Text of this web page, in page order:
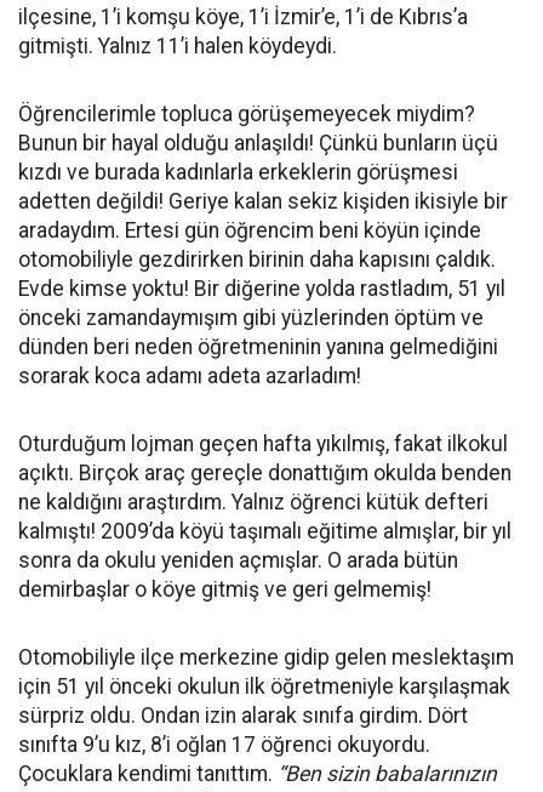
ilçesine, 1’i komşu köye, 1’i İzmir’e, 1’i de Kıbrıs’a
gitmişti. Yalnız 11’i halen köydeydi.
Öğrencilerimle topluca görüşemeyecek miydim?
Bunun bir hayal olduğu anlaşıldı! Çünkü bunların üçü
kızdı ve burada kadınlarla erkeklerin görüşmesi
adetten değildi! Geriye kalan sekiz kişiden ikisiyle bir
aradaydım. Ertesi gün öğrencim beni köyün içinde
otomobiliyle gezdirirken birinin daha kapısını çaldık.
Evde kimse yoktu! Bir diğerine yolda rastladım, 51 yıl
önceki zamandaymışım gibi yüzlerinden öptüm ve
dünden beri neden öğretmeninin yanına gelmediğini
sorarak koca adamı adeta azarladım!
Oturduğum lojman geçen hafta yıkılmış, fakat ilkokul
açıktı. Birçok araç gereçle donattığım okulda benden
ne kaldığını araştırdım. Yalnız öğrenci kütük defteri
kalmıştı! 2009’da köyü taşımalı eğitime almışlar, bir yıl
sonra da okulu yeniden açmışlar. O arada bütün
demirbaşlar o köye gitmiş ve geri gelmemiş!
Otomobiliyle ilçe merkezine gidip gelen meslektaşım
için 51 yıl önceki okulun ilk öğretmeniyle karşılaşmak
sürpriz oldu. Ondan izin alarak sınıfa girdim. Dört
sınıfta 9’u kız, 8’i oğlan 17 öğrenci okuyordu.
Çocuklara kendimi tanıttım. “Ben sizin babalarınızın